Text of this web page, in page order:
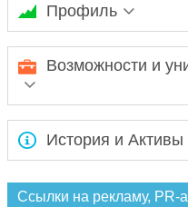
Профиль
Ожидается заполнение
Возможности и
Ожидается заполнение
История и Активы
Ссылки на рекламу, PR-